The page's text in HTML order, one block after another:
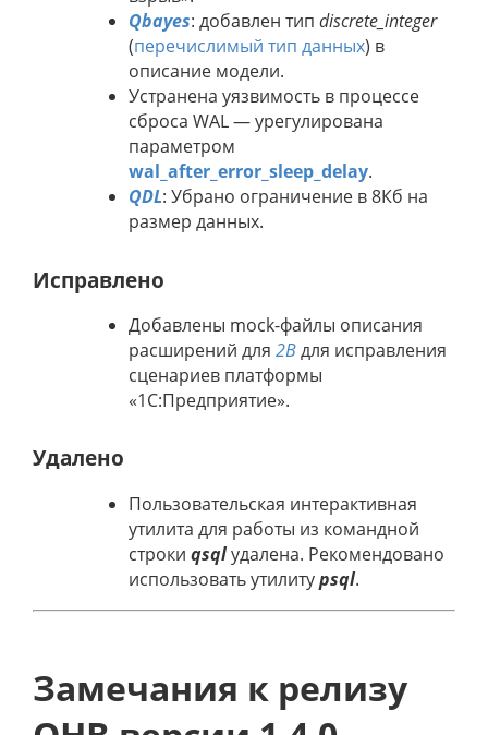
Qbayes: добавлен тип discrete_integer
(перечислимый тип данных) в
описание модели.
Устранена уязвимость в процессе
сброса WAL — урегулирована
параметром
wal_after_error_sleep_delay.
QDL: Убрано ограничение в 8Кб на
размер данных.
Исправлено
Добавлены mock-файлы описания
расширений для 2Bдля исправления
сценариев платформы
«1С:Предприятие».
Удалено
Пользовательская интерактивная
утилита для работы из командной
строки qsqlудалена. Рекомендовано
использовать утилитуpsql.
Замечания к релизу